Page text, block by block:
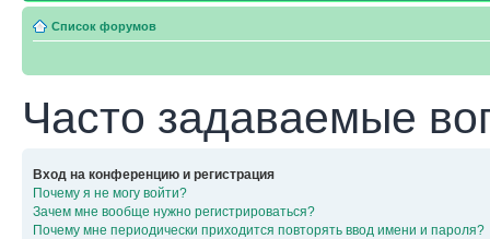
Список форумов
Часто задаваемые
Вход на конференцию и регистрация
Почему я не могу войти?
Зачем мне вообще нужно регистрироваться?
Почему мне периодически приходится повторять ввод имени и пароля?